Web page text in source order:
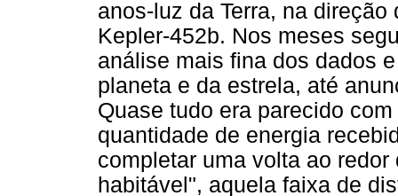
anos-luz da Terra, na
Kepler-452b. Nos meses
análise mais fina dos dados
planeta e da estrela, até
Quase tudo era parecido
quantidade de energia
completar uma volta ao
habitável", aquela faixa de